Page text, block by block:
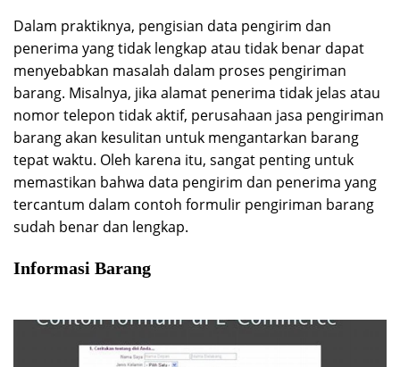
Dalam praktiknya, pengisian data pengirim dan
penerima yang tidak lengkap atau tidak benar dapat
menyebabkan masalah dalam proses pengiriman
barang. Misalnya, jika alamat penerima tidak jelas atau
nomor telepon tidak aktif, perusahaan jasa pengiriman
barang akan kesulitan untuk mengantarkan barang
tepat waktu. Oleh karena itu, sangat penting untuk
memastikan bahwa data pengirim dan penerima yang
tercantum dalam contoh formulir pengiriman barang
sudah benar dan lengkap.
Informasi Barang